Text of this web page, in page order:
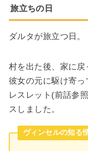
旅立ちの日
ダルタが旅立つ日。
村を出た後、家に
彼女の元に駆け寄
レスレット(前話参
スしました。
ヴィンセルの知る